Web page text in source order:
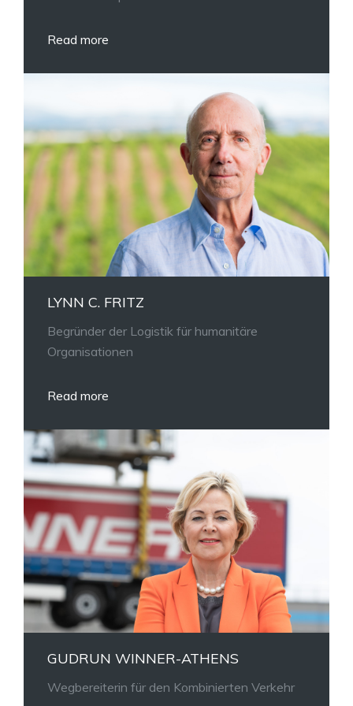
Read more
LYNN C. FRITZ
Begründer der Logistik für humanitäre
Organisationen
Read more
GUDRUN WINNER-ATHENS
Wegbereiterin für den Kombinierten Verkehr